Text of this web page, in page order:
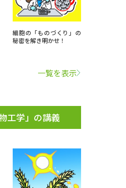
ビライブ
細胞の「ものづくり」の
秘密を解き明かせ！
一覧を表示
工学」の講義